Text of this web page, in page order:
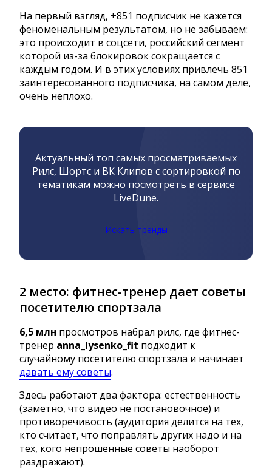
На первый взгляд, +851 подписчик не кажется
феноменальным результатом, но не забываем:
это происходит в соцсети, российский сегмент
которой из-за блокировок сокращается с
каждым годом. И в этих условиях привлечь 851
заинтересованного подписчика, на самом деле,
очень неплохо.
Актуальный топ самых просматриваемых
Рилс, Шортс и ВК Клипов с сортировкой по
тематикам можно посмотреть в сервисе
LiveDune.
Искать тренды
2 место: фитнес-тренер дает советы
посетителю спортзала
6,5 млн просмотров набрал рилс, где фитнес-
тренер anna_lysenko_fit подходит к
случайному посетителю спортзала и начинает
давать ему советы.
Здесь работают два фактора: естественность
(заметно, что видео не постановочное) и
противоречивость (аудитория делится на тех,
кто считает, что поправлять других надо и на
тех, кого непрошенные советы наоборот
раздражают).